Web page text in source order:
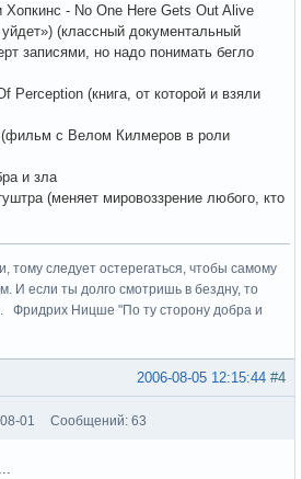
- No One Here Gets Out Alive
(классный документальный
записями, но надо понимать бегло
Perception (книга, от которой и взяли
с Велом Килмеров в роли
и зла
(меняет мировоззрение любого, кто
тому следует остерегаться, чтобы самому
И если ты долго смотришь в бездну, то
Фридрих Ницше "По ту сторону добра и
#4
2006-08-05 12:15:44
01 Сообщений: 63